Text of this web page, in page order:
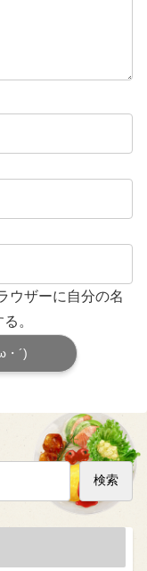
ウザーに自分の名
。
検索